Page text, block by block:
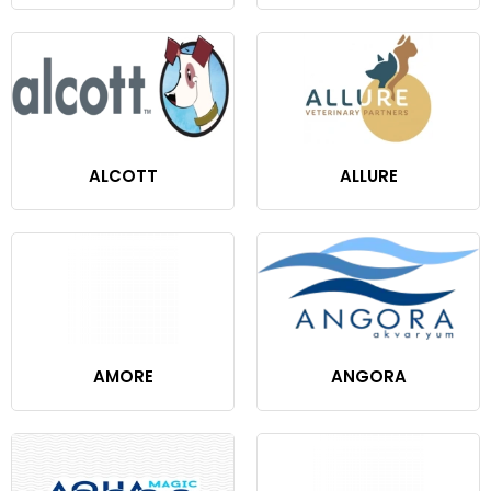
ALCOTT ALLURE
AMORE ANGORA